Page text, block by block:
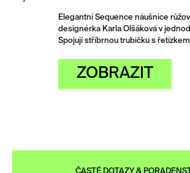
Elegantní Sequence náušnice růžově
designérka Karla Olšáková v jednoduchém
Spojují stříbrnou trubičku s řetízkem.…
ZOBRAZIT